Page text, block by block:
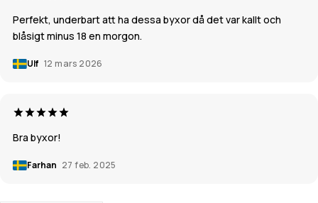
Perfekt, underbart att ha dessa byxor då det var kallt och
blåsigt minus 18 en morgon.
Ulf 12 mars 2026
Bra byxor!
Farhan 27 feb. 2025